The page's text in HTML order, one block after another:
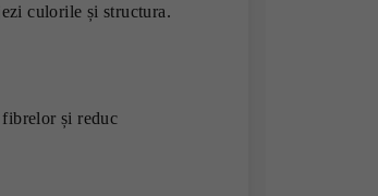
culorile și structura.
fibrelor și reduc